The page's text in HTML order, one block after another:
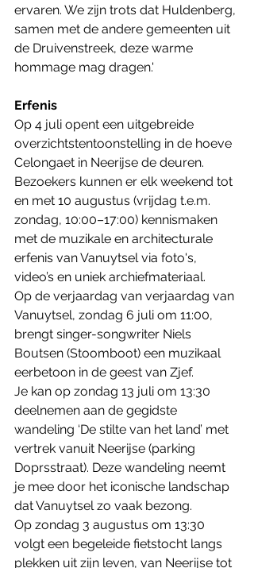
ervaren. We zijn trots dat Huldenberg,
samen met de andere gemeenten uit
de Druivenstreek, deze warme
hommage mag dragen.'
Erfenis
Op 4 juli opent een uitgebreide
overzichtstentoonstelling in de hoeve
Celongaet in Neerijse de deuren.
Bezoekers kunnen er elk weekend tot
en met 10 augustus (vrijdag t.e.m.
zondag, 10:00–17:00) kennismaken
met de muzikale en architecturale
erfenis van Vanuytsel via foto's,
video’s en uniek archiefmateriaal.
Op de verjaardag van verjaardag van
Vanuytsel, zondag 6 juli om 11:00,
brengt singer-songwriter Niels
Boutsen (Stoomboot) een muzikaal
eerbetoon in de geest van Zjef.
Je kan op zondag 13 juli om 13:30
deelnemen aan de gegidste
wandeling ‘De stilte van het land’ met
vertrek vanuit Neerijse (parking
Doprsstraat). Deze wandeling neemt
je mee door het iconische landschap
dat Vanuytsel zo vaak bezong.
Op zondag 3 augustus om 13:30
volgt een begeleide fietstocht langs
plekken uit zijn leven, van Neerijse tot